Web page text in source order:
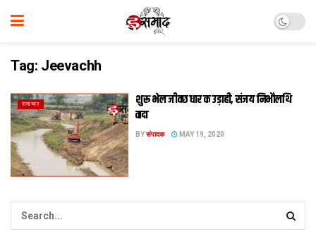
Tag: Jeevachh
समाचार
शुरू भेल जीवछ धार क उड़ाही, संजय निभौलथि‍
वादा
BYसंपादक MAY 19, 2020